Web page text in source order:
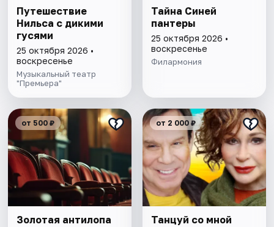
Путешествие
Нильса с дикими
гусями
25 октября 2026 •
воскресенье
Музыкальный театр
"Премьера"
Тайна Синей
пантеры
25 октября 2026 •
воскресенье
Филармония
от 500 ₽
Золотая антилопа
от 2 000 ₽
Танцуй со мной